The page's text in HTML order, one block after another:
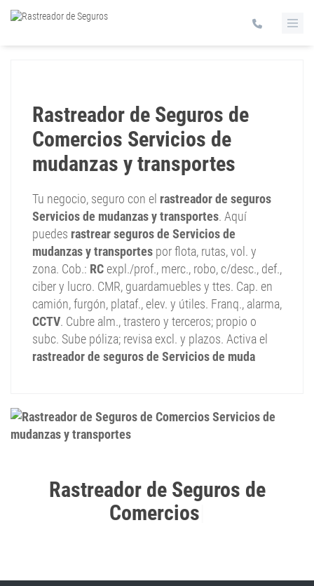
Rastreador de Seguros de
Comercios Servicios de
mudanzas y transportes
Tu negocio, seguro con el rastreador de seguros
Servicios de mudanzas y transportes. Aquí
puedes rastrear seguros de Servicios de
mudanzas y transportes por flota, rutas, vol. y
zona. Cob.: RC expl./prof., merc., robo, c/desc., def.,
ciber y lucro. CMR, guardamuebles y ttes. Cap. en
camión, furgón, plataf., elev. y útiles. Franq., alarma,
CCTV. Cubre alm., trastero y terceros; propio o
subc. Sube póliza; revisa excl. y plazos. Activa el
rastreador de seguros de Servicios de muda